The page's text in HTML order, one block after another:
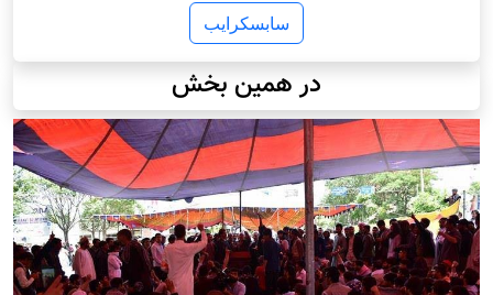
سابسکرایب
در همین بخش